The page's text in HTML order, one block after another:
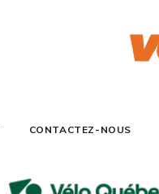
CONTACTEZ-NOUS